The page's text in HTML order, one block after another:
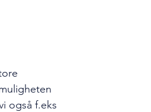
også f.eks